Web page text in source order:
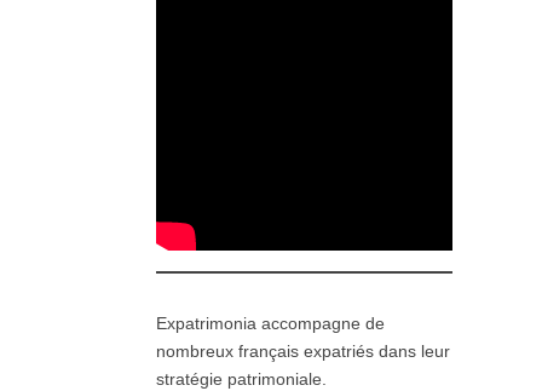
Expatrimonia accompagne de
nombreux français expatriés dans leur
stratégie patrimoniale.